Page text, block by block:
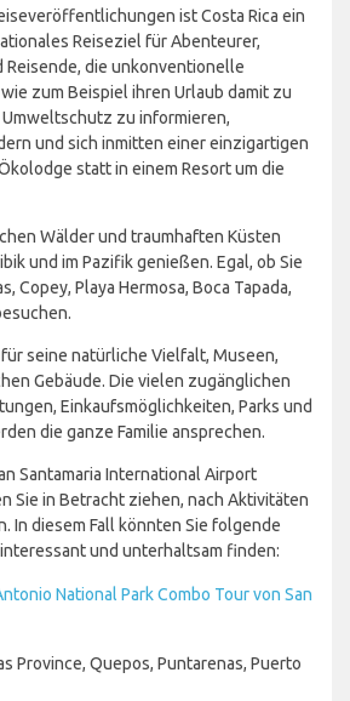
ist Costa Rica ein
Reiseziel für Abenteurer,
Reisende, die unkonventionelle
zum Beispiel ihren Urlaub damit zu
zu informieren,
und sich inmitten einer einzigartigen
statt in einem Resort um die
Wälder und traumhaften Küsten
und im Pazifik genießen. Egal, ob Sie
Copey, Playa Hermosa, Boca Tapada,
seine natürliche Vielfalt, Museen,
Gebäude. Die vielen zugänglichen
Einkaufsmöglichkeiten, Parks und
die ganze Familie ansprechen.
Santamaria International Airport
Sie in Betracht ziehen, nach Aktivitäten
In diesem Fall könnten Sie folgende
und unterhaltsam finden:
National Park Combo Tour von San
Province, Quepos, Puntarenas, Puerto